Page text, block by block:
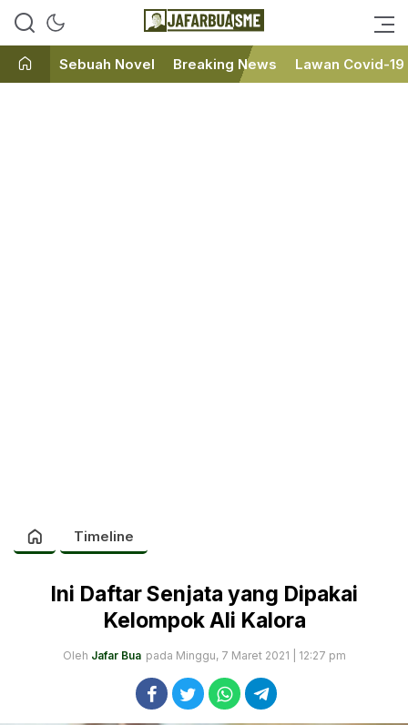
JafarBua
Ini bukan Media Online, Ini
Sebuah Novel Breaking News Lawan Covid-19
Timeline
Ini Daftar Senjata yang Dipakai
Kelompok Ali Kalora
Oleh Jafar Bua pada Minggu, 7 Maret 2021 | 12:27 pm